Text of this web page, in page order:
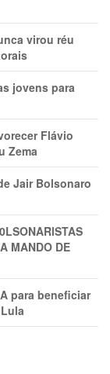
virou réu
jovens para
Flávio
Zema
Jair Bolsonaro
MANDO DE
para beneficiar